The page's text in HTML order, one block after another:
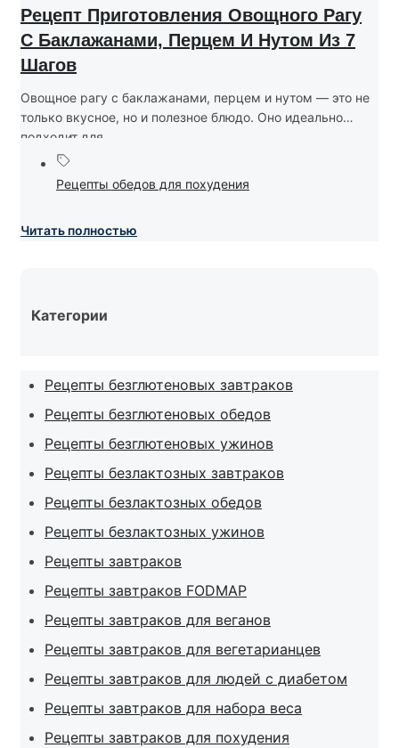
Рецепт Приготовления Овощного Рагу
С Баклажанами, Перцем И Нутом Из 7
Шагов
Овощное рагу с баклажанами, перцем и нутом — это не
только вкусное, но и полезное блюдо. Оно идеально
подходит для...
Рецепты обедов для похудения
Читать полностью
Категории
Рецепты безглютеновых завтраков
Рецепты безглютеновых обедов
Рецепты безглютеновых ужинов
Рецепты безлактозных завтраков
Рецепты безлактозных обедов
Рецепты безлактозных ужинов
Рецепты завтраков
Рецепты завтраков FODMAP
Рецепты завтраков для веганов
Рецепты завтраков для вегетарианцев
Рецепты завтраков для людей с диабетом
Рецепты завтраков для набора веса
Рецепты завтраков для похудения